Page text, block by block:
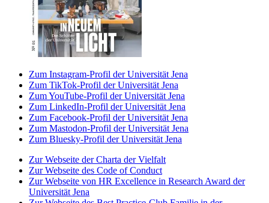
Zum Instagram-Profil der Universität Jena
Zum TikTok-Profil der Universität Jena
Zum YouTube-Profil der Universität Jena
Zum LinkedIn-Profil der Universität Jena
Zum Facebook-Profil der Universität Jena
Zum Mastodon-Profil der Universität Jena
Zum Bluesky-Profil der Universität Jena
Zur Webseite der Charta der Vielfalt
Zur Webseite des Code of Conduct
Zur Webseite von HR Excellence in Research Award der
Universität Jena